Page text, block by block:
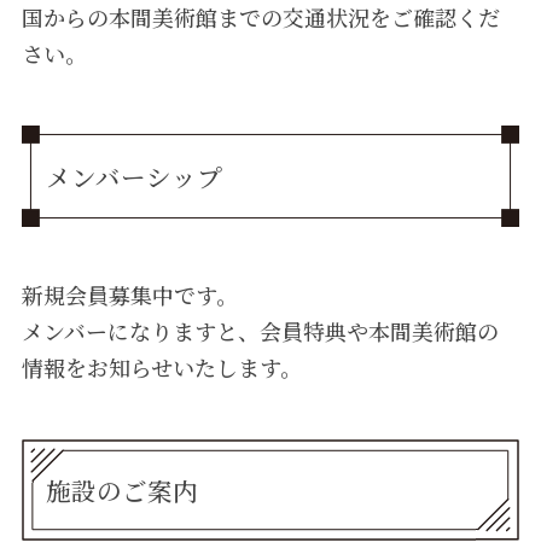
国からの本間美術館までの交通状況をご確認くだ
さい。
メンバーシップ
新規会員募集中です。
メンバーになりますと、会員特典や本間美術館の
情報をお知らせいたします。
施設のご案内